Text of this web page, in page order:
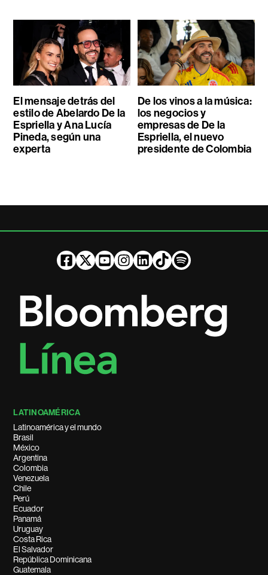
El mensaje detrás del
estilo de Abelardo De la
Espriella y Ana Lucía
Pineda, según una
experta
De los vinos a la música:
los negocios y
empresas de De la
Espriella, el nuevo
presidente de Colombia
LATINOAMÉRICA
Latinoamérica y el mundo
Brasil
México
Argentina
Colombia
Venezuela
Chile
Perú
Ecuador
Panamá
Uruguay
Costa Rica
El Salvador
República Dominicana
Guatemala